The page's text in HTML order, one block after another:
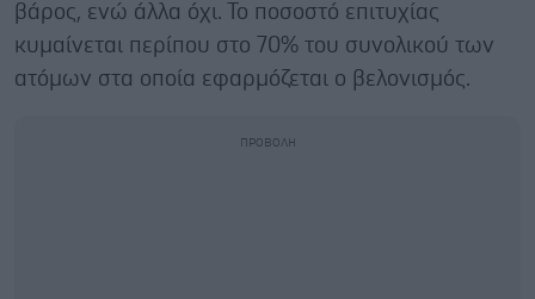
βάρος, ενώ άλλα όχι. Το ποσοστό επιτυχίας
κυμαίνεται περίπου στο 70% του συνολικού των
ατόμων στα οποία εφαρμόζεται ο βελονισμός.